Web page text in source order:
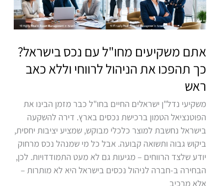
אתם משקיעים מחו"ל עם נכס בישראל?
כך תהפכו את הניהול לרווחי וללא כאב
ראש
משקיעי נדל"ן ישראלים החיים בחו"ל כבר מזמן הבינו את
הפוטנציאל הטמון ברכישת נכסים בארץ. דירה להשקעה
בישראל נחשבת למוצר כלכלי מבוקש, שמציע יציבות יחסית,
ביקוש גבוה ותשואה קבועה. אבל כל מי שמנהל נכס מרחוק
יודע שלצד הרווחים – מגיעות גם לא מעט התמודדויות. לכן,
הבחירה ב-חברה לניהול נכסים בישראל היא לא מותרות –
אלא מרכיב
כך
תהפכו
את
הניהול
לרווחי
וללא
כאב
ראש